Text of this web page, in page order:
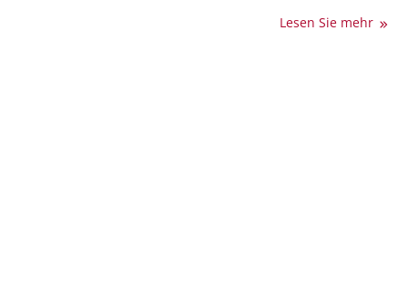
vielversprechenden Daten als Erhaltungstherapie
Lesen Sie mehr